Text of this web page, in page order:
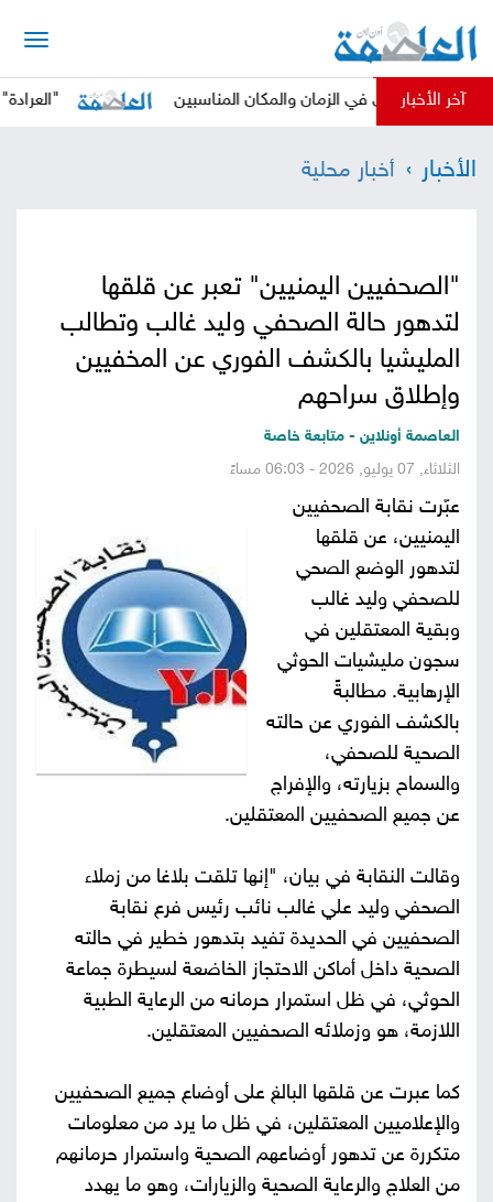
الرئيسية
وتحليلات
وحريات
سوشيال
من
نحن
إتصل
بنا
البحث
آخر الأخبار
في الزمان والمكان المناسبين "العرادة" يدعو
الأخبار أخبار محلية
"الصحفيين اليمنيين" تعبر عن قلقها
لتدهور حالة الصحفي وليد غالب وتطالب
المليشيا بالكشف الفوري عن المخفيين
وإطلاق سراحهم
العاصمة أونلاين - متابعة خاصة
الثلاثاء, 07 يوليو, 2026 - 06:03 مساءً
عبّرت نقابة الصحفيين
اليمنيين، عن قلقها
لتدهور الوضع الصحي
للصحفي وليد غالب
وبقية المعتقلين في
سجون مليشيات الحوثي
الإرهابية. مطالبةً
بالكشف الفوري عن حالته
الصحية للصحفي،
والسماح بزيارته، والإفراج
عن جميع الصحفيين المعتقلين.
وقالت النقابة في بيان، "إنها تلقت بلاغا من زملاء
الصحفي وليد علي غالب نائب رئيس فرع نقابة
الصحفيين في الحديدة تفيد بتدهور خطير في حالته
الصحية داخل أماكن الاحتجاز الخاضعة لسيطرة جماعة
الحوثي، في ظل استمرار حرمانه من الرعاية الطبية
اللازمة، هو وزملائه الصحفيين المعتقلين.
كما عبرت عن قلقها البالغ على أوضاع جميع الصحفيين
والإعلاميين المعتقلين، في ظل ما يرد من معلومات
متكررة عن تدهور أوضاعهم الصحية واستمرار حرمانهم
من العلاج والرعاية الصحية والزيارات، وهو ما يهدد